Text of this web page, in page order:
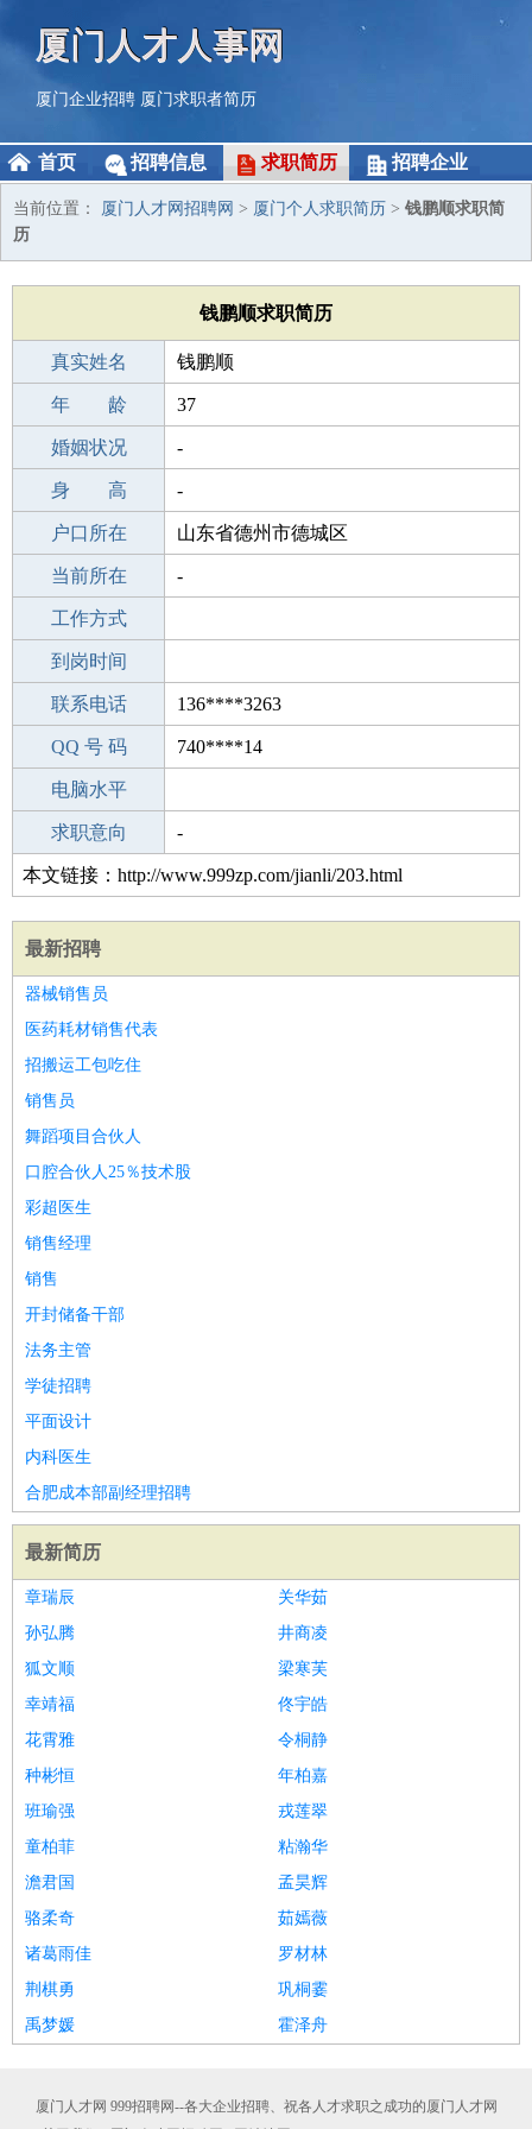
厦门人才人事网
厦门企业招聘 厦门求职者简历
首页 招聘信息 求职简历 招聘企业
当前位置： 厦门人才网招聘网 > 厦门个人求职简历 > 钱鹏顺求职简
历
钱鹏顺求职简历
真实姓名 钱鹏顺
性 别 男
年 龄 37
出生年月 1989-02-05
婚姻状况 -
学 历 高中
身 高 -
毕业学校 洛阳复旦中学
户口所在 山东省德州市德城区
所学专业 -
当前所在 -
工作经验
工作方式
驾 照
到岗时间
期望月薪
联系电话 136****3263
手机号码 136****3263
QQ 号 码 740****14
微信号码
电脑水平
外语水平
求职意向 -
本文链接：http://www.999zp.com/jianli/203.html
最新招聘
器械销售员
医药耗材销售代表
招搬运工包吃住
销售员
舞蹈项目合伙人
口腔合伙人25％技术股
彩超医生
销售经理
销售
开封储备干部
法务主管
学徒招聘
平面设计
内科医生
合肥成本部副经理招聘
最新简历
章瑞辰
关华茹
孙弘腾
井商凌
狐文顺
梁寒芙
幸靖福
佟宇皓
花霄雅
令桐静
种彬恒
年柏嘉
班瑜强
戎莲翠
童柏菲
粘瀚华
澹君国
孟昊辉
骆柔奇
茹嫣薇
诸葛雨佳
罗材林
荆棋勇
巩桐霎
禹梦媛
霍泽舟
厦门人才网 999招聘网--各大企业招聘、祝各人才求职之成功的厦门人才网